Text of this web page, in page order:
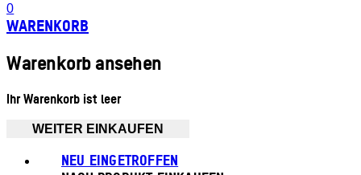
0
WARENKORB
Warenkorb ansehen
Ihr Warenkorb ist leer
WEITER EINKAUFEN
NEU EINGETROFFEN